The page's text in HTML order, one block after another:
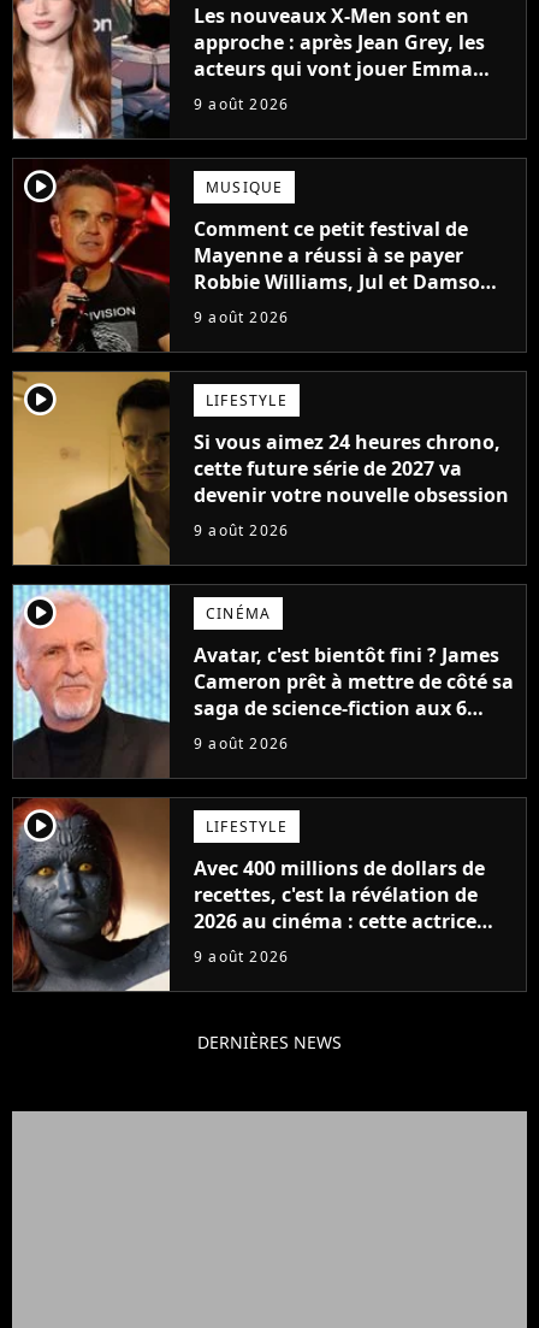
Les nouveaux X-Men sont en
approche : après Jean Grey, les
acteurs qui vont jouer Emma
Frost et Cyclope trouvés !
9 août 2026
player2 MUSIQUE
Comment ce petit festival de
Mayenne a réussi à se payer
Robbie Williams, Jul et Damso
cette année ?
9 août 2026
player2 LIFESTYLE
Si vous aimez 24 heures chrono,
cette future série de 2027 va
devenir votre nouvelle obsession
9 août 2026
player2 CINÉMA
Avatar, c'est bientôt fini ? James
Cameron prêt à mettre de côté sa
saga de science-fiction aux 6
milliards de recettes
9 août 2026
player2 LIFESTYLE
Avec 400 millions de dollars de
recettes, c'est la révélation de
2026 au cinéma : cette actrice
adorée prête à remplacer
9 août 2026
DERNIÈRES NEWS